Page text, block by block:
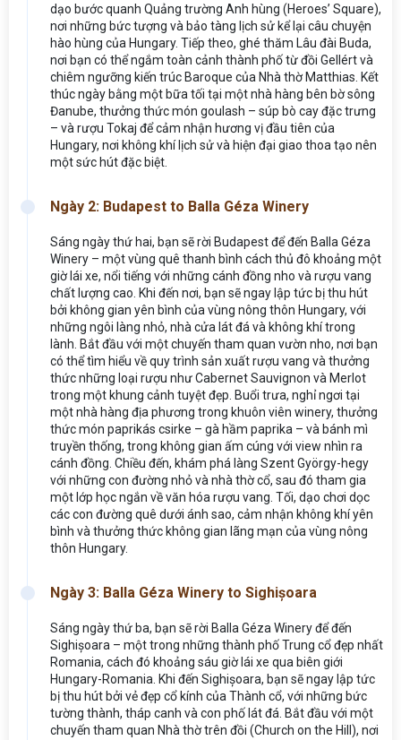
dạo bước quanh Quảng trường Anh hùng (Heroes’ Square),
nơi những bức tượng và bảo tàng lịch sử kể lại câu chuyện
hào hùng của Hungary. Tiếp theo, ghé thăm Lâu đài Buda,
nơi bạn có thể ngắm toàn cảnh thành phố từ đồi Gellért và
chiêm ngưỡng kiến trúc Baroque của Nhà thờ Matthias. Kết
thúc ngày bằng một bữa tối tại một nhà hàng bên bờ sông
Đanube, thưởng thức món goulash – súp bò cay đặc trưng
– và rượu Tokaj để cảm nhận hương vị đầu tiên của
Hungary, nơi không khí lịch sử và hiện đại giao thoa tạo nên
một sức hút đặc biệt.
Ngày 2: Budapest to Balla Géza Winery
Sáng ngày thứ hai, bạn sẽ rời Budapest để đến Balla Géza
Winery – một vùng quê thanh bình cách thủ đô khoảng một
giờ lái xe, nổi tiếng với những cánh đồng nho và rượu vang
chất lượng cao. Khi đến nơi, bạn sẽ ngay lập tức bị thu hút
bởi không gian yên bình của vùng nông thôn Hungary, với
những ngôi làng nhỏ, nhà cửa lát đá và không khí trong
lành. Bắt đầu với một chuyến tham quan vườn nho, nơi bạn
có thể tìm hiểu về quy trình sản xuất rượu vang và thưởng
thức những loại rượu như Cabernet Sauvignon và Merlot
trong một khung cảnh tuyệt đẹp. Buổi trưa, nghỉ ngơi tại
một nhà hàng địa phương trong khuôn viên winery, thưởng
thức món paprikás csirke – gà hầm paprika – và bánh mì
truyền thống, trong không gian ấm cúng với view nhìn ra
cánh đồng. Chiều đến, khám phá làng Szent György-hegy
với những con đường nhỏ và nhà thờ cổ, sau đó tham gia
một lớp học ngắn về văn hóa rượu vang. Tối, dạo chơi dọc
các con đường quê dưới ánh sao, cảm nhận không khí yên
bình và thưởng thức không gian lãng mạn của vùng nông
thôn Hungary.
Ngày 3: Balla Géza Winery to Sighișoara
Sáng ngày thứ ba, bạn sẽ rời Balla Géza Winery để đến
Sighișoara – một trong những thành phố Trung cổ đẹp nhất
Romania, cách đó khoảng sáu giờ lái xe qua biên giới
Hungary-Romania. Khi đến Sighișoara, bạn sẽ ngay lập tức
bị thu hút bởi vẻ đẹp cổ kính của Thành cổ, với những bức
tường thành, tháp canh và con phố lát đá. Bắt đầu với một
chuyến tham quan Nhà thờ trên đồi (Church on the Hill), nơi